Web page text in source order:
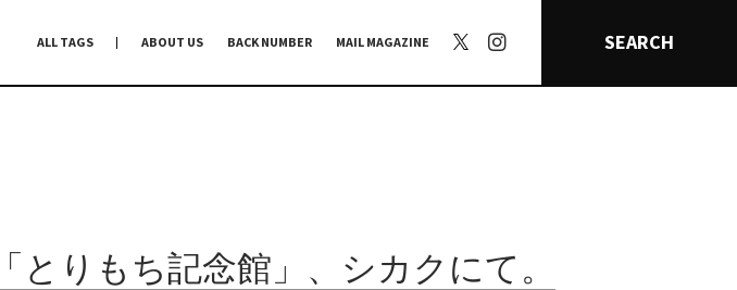
ALL TAGS ABOUT US BACK NUMBER MAIL MAGAZINE SEARCH
りもち記念館」、シカクにて。